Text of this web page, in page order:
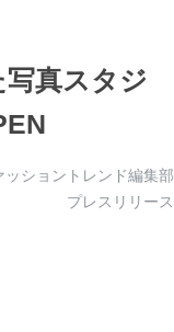
真スタジ
ッショントレンド編集部
プレスリリース